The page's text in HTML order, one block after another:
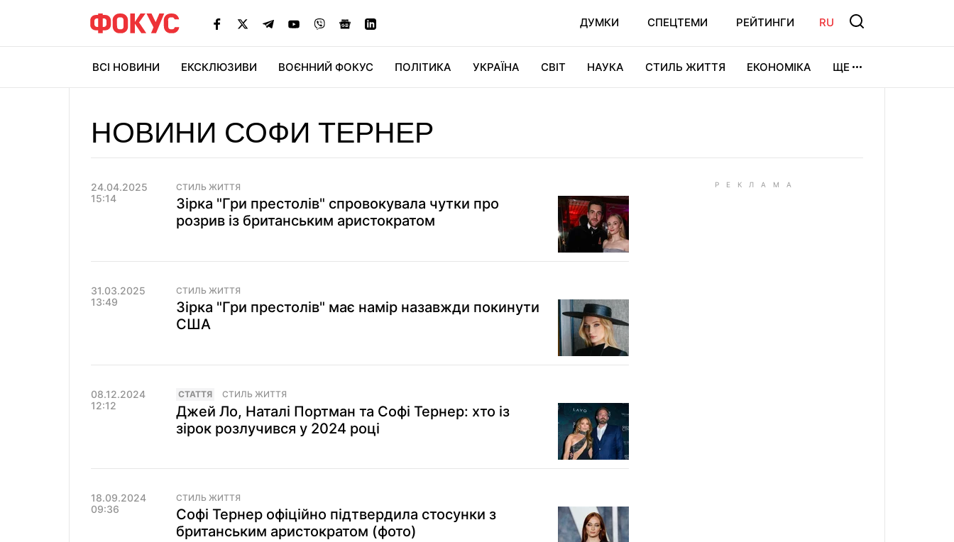
ДУМКИ СПЕЦТЕМИ РЕЙТИНГИ RU
ВСІ НОВИНИ ЕКСКЛЮЗИВИ ВОЄННИЙ ФОКУС ПОЛІТИКА УКРАЇНА СВІТ НАУКА СТИЛЬ ЖИТТЯ ЕКОНОМІКА ЩЕ
НОВИНИ СОФИ ТЕРНЕР
24.04.2025
15:14
СТИЛЬ ЖИТТЯ
Зірка "Гри престолів" спровокувала чутки про
розрив із британським аристократом
31.03.2025
13:49
СТИЛЬ ЖИТТЯ
Зірка "Гри престолів" має намір назавжди покинути
США
08.12.2024
12:12
СТАТТЯ СТИЛЬ ЖИТТЯ
Джей Ло, Наталі Портман та Софі Тернер: хто із
зірок розлучився у 2024 році
18.09.2024
09:36
СТИЛЬ ЖИТТЯ
Софі Тернер офіційно підтвердила стосунки з
британським аристократом (фото)